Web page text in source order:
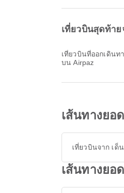
เที่ยวบินสุดท้า
เที่ยวบินที่ออกเดินทางช้าที่สุดจาก เด็นปาซาร์ กับ ไทยไลอ้อนแอร์ / Thai Lion Air ออกเดินทางเวลา 18:15 คุณสามารถดูตารางเวลานี้และเปรียบเทียบตัวเลือกเที่ยวบินอื่นที่มีให้บริการ
บน Airpaz
เส้นทางย
เที่ยวบินจาก เด็
เส้นทางยอ